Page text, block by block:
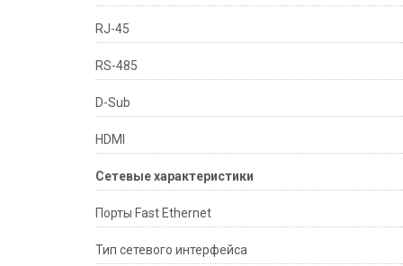
RJ-45
RS-485
D-Sub
HDMI
Сетевые характеристики
Порты Fast Ethernet
Тип сетевого интерфейса